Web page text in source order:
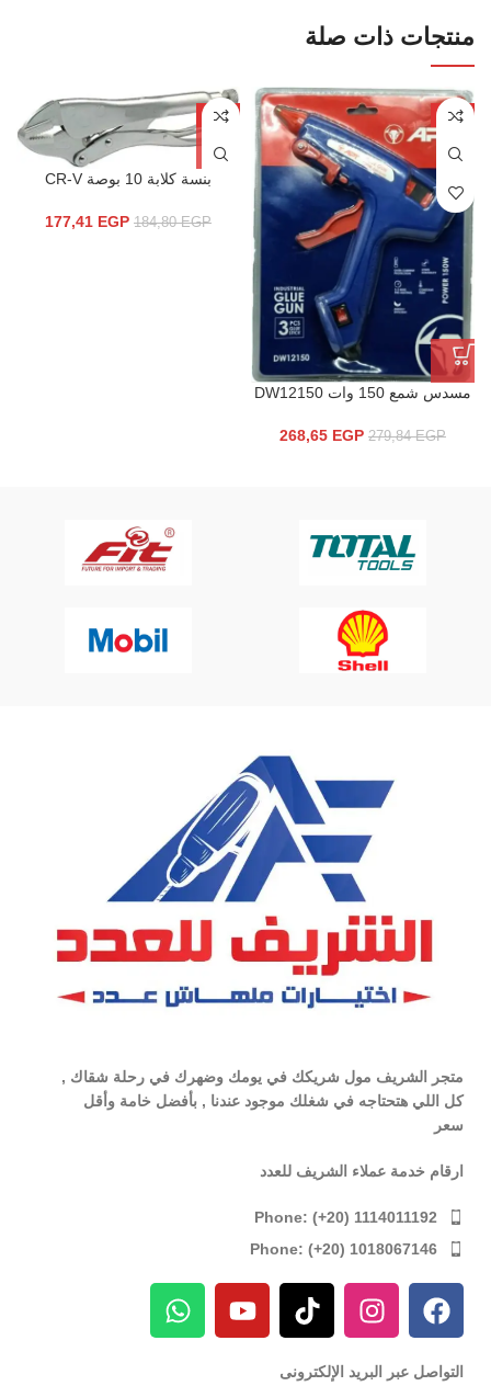
منتجات ذات صلة
-4%
مسدس شمع 150 وات DW12150
279,84EGP
268,65 EGP
-4%
بنسة كلابة 10 بوصة CR-V
184,80EGP
177,41 EGP
متجر الشريف مول شريكك في يومك وضهرك في رحلة شقاك ,
كل اللي هتحتاجه في شغلك موجود عندنا , بأفضل خامة وأقل
سعر
ارقام خدمة عملاء الشريف للعدد
Phone: (+20) 1114011192
Phone: (+20) 1018067146
التواصل عبر البريد الإلكترونى